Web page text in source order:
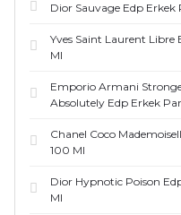
Dior Sauvage Edp
Yves Saint Laurent Libre
Ml
Emporio Armani
Absolutely Edp Erkek
Chanel Coco
100 Ml
Dior Hypnotic Poison
Ml